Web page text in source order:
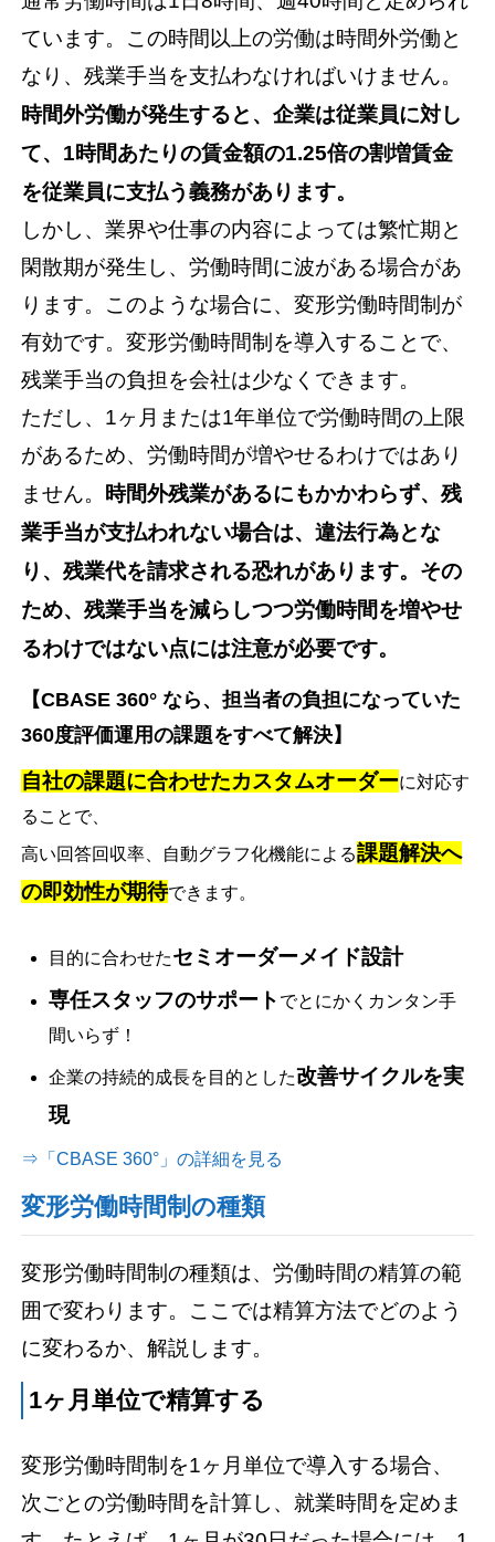
ています。この時間以上の労働は時間外労働と
なり、残業手当を支払わなければいけません。
時間外労働が発生すると、企業は従業員に対し
て、1時間あたりの賃金額の1.25倍の割増賃金
を従業員に支払う義務があります。
しかし、業界や仕事の内容によっては繁忙期と
閑散期が発生し、労働時間に波がある場合があ
ります。このような場合に、変形労働時間制が
有効です。変形労働時間制を導入することで、
残業手当の負担を会社は少なくできます。
ただし、1ヶ月または1年単位で労働時間の上限
があるため、労働時間が増やせるわけではあり
ません。
時間外残業があるにもかかわらず、残
業手当が支払われない場合は、違法行為とな
り、残業代を請求される恐れがあります。その
ため、残業手当を減らしつつ労働時間を増やせ
るわけではない点には注意が必要です。
【CBASE 360° なら、担当者の負担になっていた
360度評価運用の課題をすべて解決】
自社の課題に合わせたカスタムオーダーに対応す
ることで、
高い回答回収率、自動グラフ化機能による課題解決へ
の即効性が期待できます。
目的に合わせたセミオーダーメイド設計
専任スタッフのサポート でとにかくカンタン手
間いらず！
企業の持続的成長を目的とした改善サイクルを実
現
⇒「CBASE 360°」の詳細を見る
変形労働時間制の種類
変形労働時間制の種類は、労働時間の精算の範
囲で変わります。ここでは精算方法でどのよう
に変わるか、解説します。
1ヶ月単位で精算する
変形労働時間制を1ヶ月単位で導入する場合、
次ごとの労働時間を計算し、就業時間を定めま